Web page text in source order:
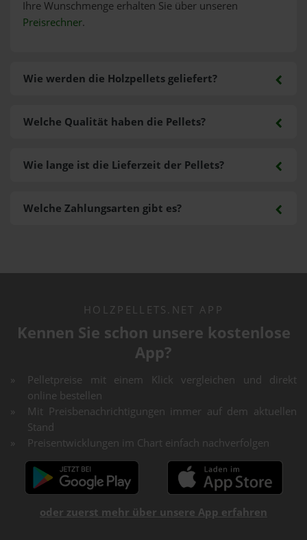
Ihre Wunschmenge erhalten Sie über unseren
Preisrechner.
Wie werden die Holzpellets geliefert?
Welche Zahlungsarten gibt es?
Welche Qualität haben die Pellets?
Wie lange ist die Lieferzeit der Pellets?
HOLZPELLETS.NET APP
Kennen Sie schon unsere kostenlose
App?
Pelletpreise mit einem Klick vergleichen und direkt
online bestellen
Mit Preisbenachrichtigungen immer auf dem aktuellen
Stand
Preisentwicklungen im Chart einfach nachverfolgen
oder zuerst mehr über unsere App erfahren